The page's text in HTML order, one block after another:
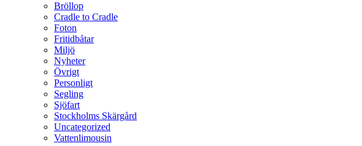
Bröllop
Cradle to Cradle
Foton
Fritidbåtar
Miljö
Nyheter
Övrigt
Personligt
Segling
Sjöfart
Stockholms Skärgård
Uncategorized
Vattenlimousin